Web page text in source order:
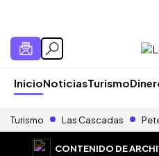
InicioNoticiasTurismo
Turismo Las Cascadas
CONTENIDO DE